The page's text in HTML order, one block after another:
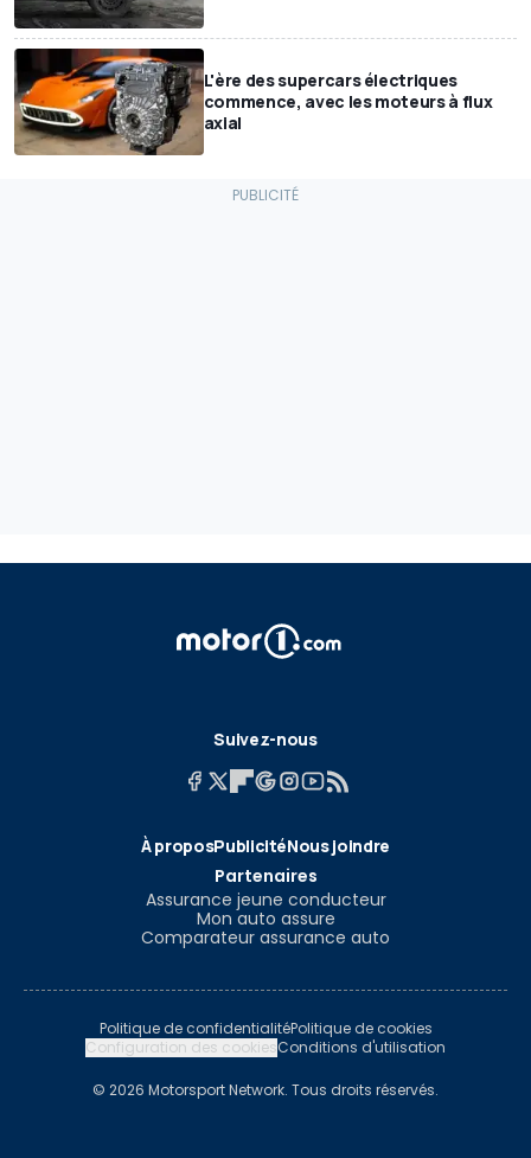
L'ère des supercars électriques
commence, avec les moteurs à flux
axial
Suivez-nous
À proposPublicitéNous joindre
Partenaires
Assurance jeune conducteur
Mon auto assure
Comparateur assurance auto
Politique de confidentialitéPolitique de cookies
Configuration des cookiesConditions d'utilisation
© 2026 Motorsport Network. Tous droits réservés.